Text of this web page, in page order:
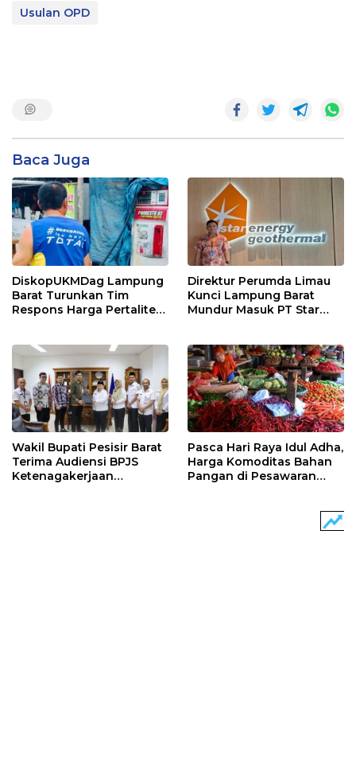
Usulan OPD
Baca Juga
DiskopUKMDag Lampung
Barat Turunkan Tim
Respons Harga Pertalite
Direktur Perumda Limau
Kunci Lampung Barat
Mundur Masuk PT Star
Wakil Bupati Pesisir Barat
Terima Audiensi BPJS
Ketenagakerjaan
Pasca Hari Raya Idul Adha,
Harga Komoditas Bahan
Pangan di Pesawaran